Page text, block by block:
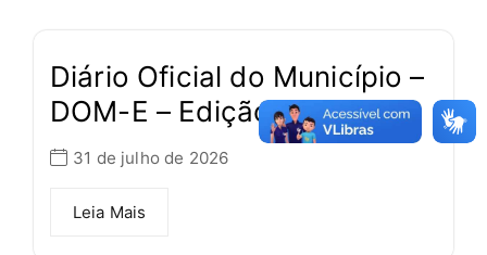
Diário Oficial do Município –
DOM-E – Edição 808
31 de julho de 2026
Leia Mais